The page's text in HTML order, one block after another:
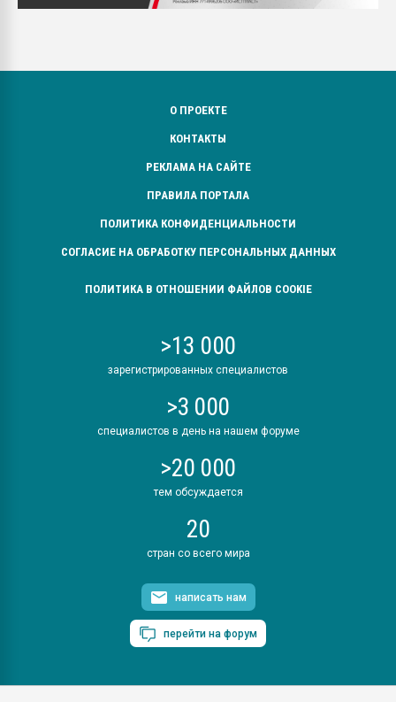
О ПРОЕКТЕ
КОНТАКТЫ
РЕКЛАМА НА САЙТЕ
ПРАВИЛА ПОРТАЛА
ПОЛИТИКА КОНФИДЕНЦИАЛЬНОСТИ
СОГЛАСИЕ НА ОБРАБОТКУ ПЕРСОНАЛЬНЫХ ДАННЫХ
ПОЛИТИКА В ОТНОШЕНИИ ФАЙЛОВ COOKIE
>13 000
зарегистрированных специалистов
>3 000
специалистов в день на нашем форуме
>20 000
тем обсуждается
20
стран со всего мира
написать нам
перейти на форум